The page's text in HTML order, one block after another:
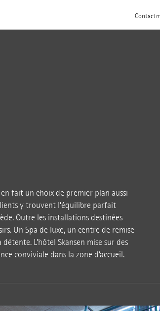
Contact
fait un choix de premier plan aussi
y trouvent l’équilibre parfait
Outre les installations destinées
Un Spa de luxe, un centre de remise
L’hôtel Skansen mise sur des
conviviale dans la zone d’accueil.